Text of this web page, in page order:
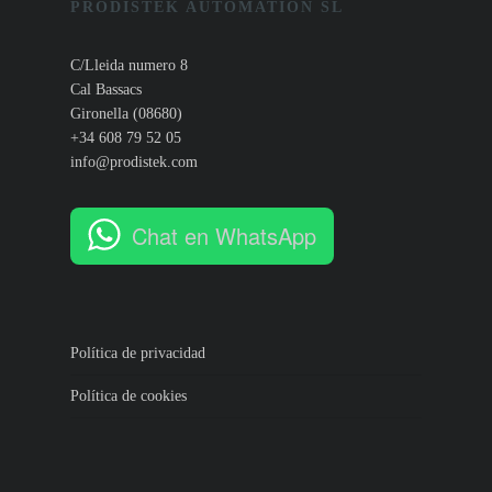
PRODISTEK AUTOMATION SL
C/Lleida numero 8
Cal Bassacs
Gironella (08680)
+34 608 79 52 05
info@prodistek.com
Chat en WhatsApp
Política de privacidad
Política de cookies